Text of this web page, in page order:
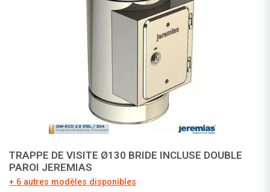
TRAPPE DE VISITE Ø130 BRIDE INCLUSE DOUBLE
PAROI JEREMIAS
+ 6 autres modèles disponibles